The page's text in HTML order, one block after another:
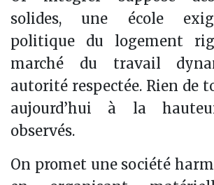
solides, une école
politique du logement
marché du travail
autorité respectée. Rien de
aujourd’hui à la
observés.
On promet une société